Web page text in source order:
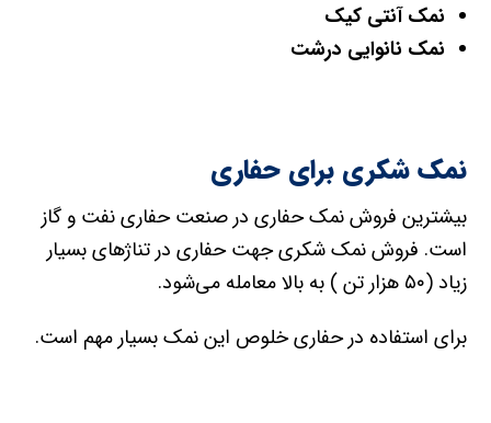
نمک آنتی کیک
نمک نانوایی درشت
نمک شکری برای حفاری
بیشترین فروش نمک حفاری در صنعت حفاری نفت و گاز
است. فروش نمک شکری جهت حفاری در تناژهای بسیار
زیاد (۵۰ هزار تن ) به بالا معامله می‌شود.
برای استفاده در حفاری خلوص این نمک بسیار مهم است.